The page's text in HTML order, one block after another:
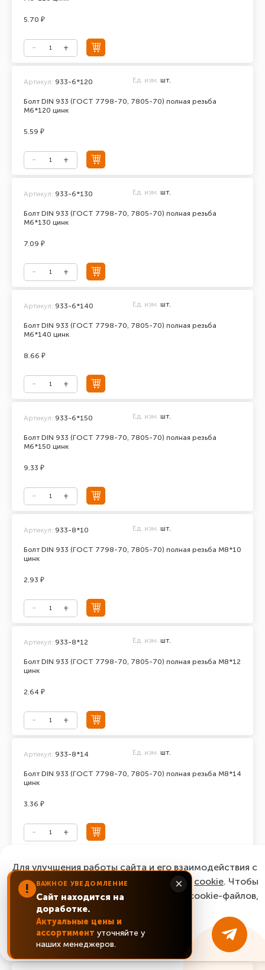
5.70 ₽
Болт DIN 933 (ГОСТ 7798-70, 7805-70) полная резьба
М6*120 цинк
Артикул: 933-6*120 Ед. изм. шт.
5.59 ₽
Болт DIN 933 (ГОСТ 7798-70, 7805-70) полная резьба
М6*130 цинк
Артикул: 933-6*130 Ед. изм. шт.
7.09 ₽
Болт DIN 933 (ГОСТ 7798-70, 7805-70) полная резьба
М6*140 цинк
Артикул: 933-6*140 Ед. изм. шт.
8.66 ₽
Болт DIN 933 (ГОСТ 7798-70, 7805-70) полная резьба
М6*150 цинк
Артикул: 933-6*150 Ед. изм. шт.
9.33 ₽
Болт DIN 933 (ГОСТ 7798-70, 7805-70) полная резьба М8*10
цинк
Артикул: 933-8*10 Ед. изм. шт.
2.93 ₽
Болт DIN 933 (ГОСТ 7798-70, 7805-70) полная резьба М8*12
цинк
Артикул: 933-8*12 Ед. изм. шт.
2.64 ₽
Болт DIN 933 (ГОСТ 7798-70, 7805-70) полная резьба М8*14
цинк
Артикул: 933-8*14 Ед. изм. шт.
3.36 ₽
Болт DIN 933 (ГОСТ 7798-70, 7805-70) полная резьба М8*16
цинк
Артикул: 933-8*16 Ед. изм. шт.
2.64 ₽
! ВАЖНОЕ УВЕДОМЛЕНИЕ
Сайт находится на
доработке.
Актуальные цены и
ассортимент уточняйте у
наших менеджеров.
×
Для улучшения работы сайта и его взаимодействия с
пользователями мы используем файлы cookie. Чтобы
согласиться с нашим использованием cookie-файлов,
нажмите “Ок, понятно!”
ОК, понятно!